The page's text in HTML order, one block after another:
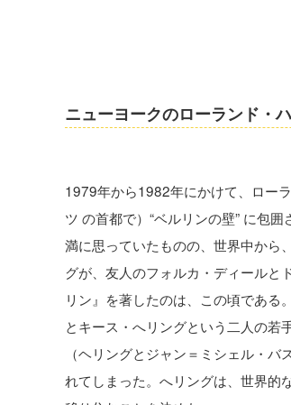
ニューヨークのローランド・
1979年から1982年にかけて、ロー
ツ の首都で）“ベルリンの壁” に包
満に思っていたものの、世界中から
グが、友人のフォルカ・ディールと
リン』を著したのは、この頃である
とキース・へリングという二人の若
（ヘリングとジャン＝ミシェル・
れてしまった。へリングは、世界的